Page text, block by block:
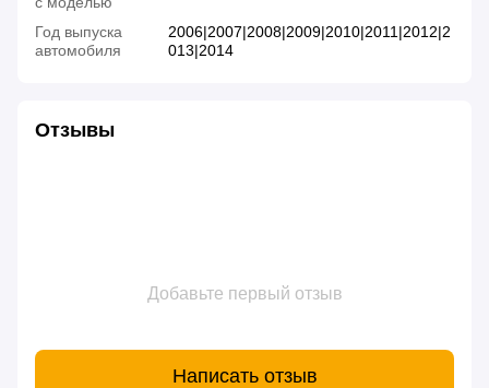
Год выпуска
автомобиля
2006|2007|2008|2009|2010|2011|2012|2
013|2014
Отзывы
Добавьте первый отзыв
Написать отзыв